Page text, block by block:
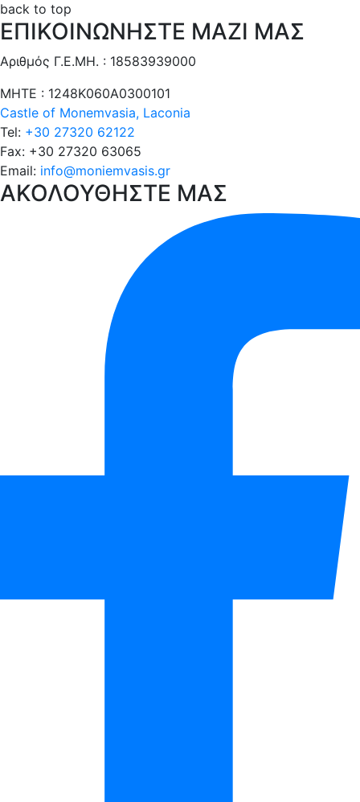
Τα
8
που
αξίζει
να
δείτε
στη
Μονεμβασιά
post:
Το
ορμητήριο
για
την
εξερεύνηση
του
Κάστρου
της
Μονεμβασιάς.
back to top
ΕΠΙΚΟΙΝΩΝΗΣΤΕ ΜΑΖΙ ΜΑΣ
Αριθμός Γ.Ε.ΜΗ. : 18583939000
ΜΗΤΕ : 1248Κ060Α0300101
Castle of Monemvasia, Laconia
Tel: +30 27320 62122
Fax: +30 27320 63065
Email: info@moniemvasis.gr
ΑΚΟΛΟΥΘΗΣΤΕ ΜΑΣ